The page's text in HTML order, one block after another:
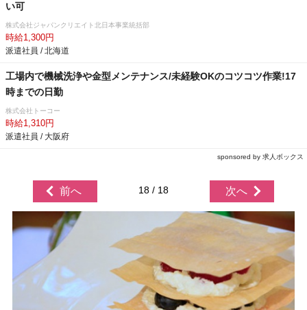
い可
株式会社ジャパンクリエイト北日本事業統括部
時給1,300円
派遣社員 / 北海道
工場内で機械洗浄や金型メンテナンス/未経験OKのコツコツ作業!17
時までの日勤
株式会社トーコー
時給1,310円
派遣社員 / 大阪府
sponsored by 求人ボックス
前へ 18 / 18 次へ